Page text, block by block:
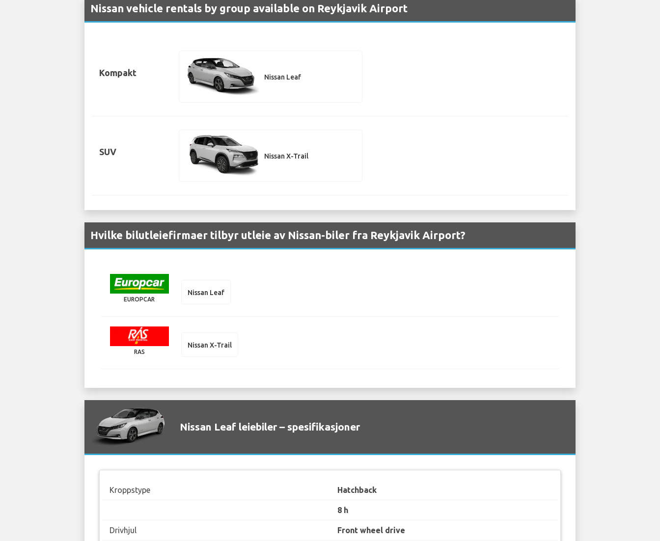
Nissan vehicle rentals by group available on Reykjavik Airport
Kompakt Nissan Leaf
SUV Nissan X-Trail
Hvilke bilutleiefirmaer tilbyr utleie av Nissan-biler fra Reykjavik Airport?
EUROPCAR
Nissan Leaf
RAS
Nissan X-Trail
Nissan Leaf leiebiler – spesifikasjoner
Kroppstype Hatchback
8 h
Drivhjul Front wheel drive